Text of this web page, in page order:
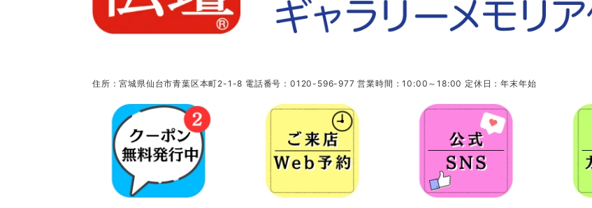
住所：宮城県仙台市青葉区本町2-1-8 電話番号：0120-596-977 営業時間：10:00～18:00 定休日：年末年始